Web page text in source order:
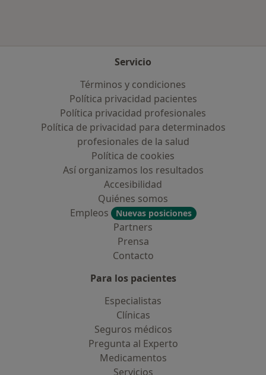
Servicio
Términos y condiciones
Política privacidad pacientes
Política privacidad profesionales
Política de privacidad para determinados
profesionales de la salud
Política de cookies
Así organizamos los resultados
Accesibilidad
Quiénes somos
Empleos
Nuevas posiciones
Partners
Prensa
Contacto
Para los pacientes
Especialistas
Clínicas
Seguros médicos
Pregunta al Experto
Medicamentos
Servicios